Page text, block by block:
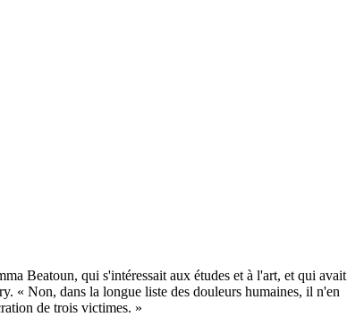
Beatoun, qui s'intéressait aux études et à l'art, et qui avait
« Non, dans la longue liste des douleurs humaines, il n'en
de trois victimes. »